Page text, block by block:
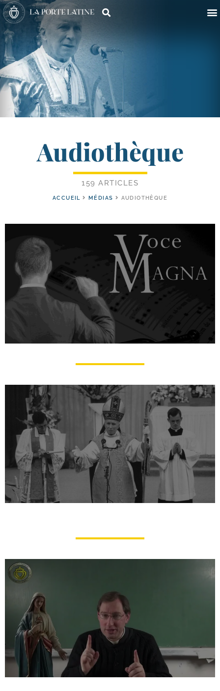
Audiothèque
159 ARTICLES
ACCUEIL MÉDIAS AUDIOTHÈQUE